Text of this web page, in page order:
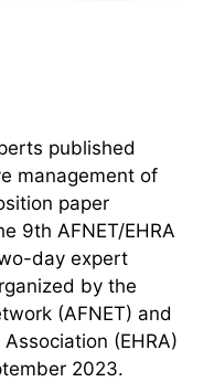
published
management of
paper
9th AFNET/EHRA
day expert
by the
(AFNET) and
(EHRA)
2023.